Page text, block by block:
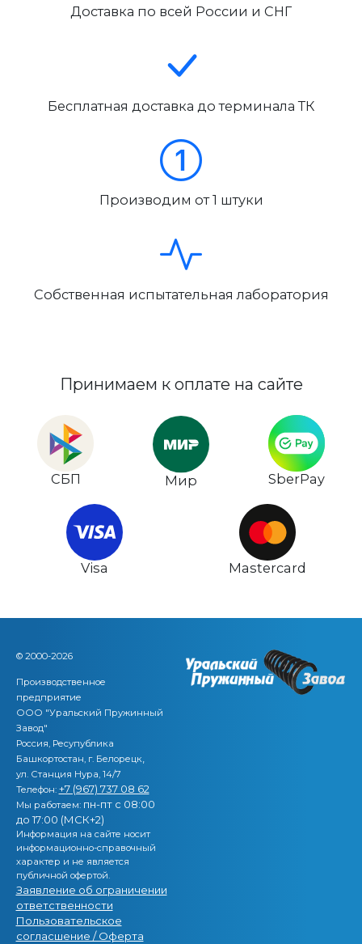
Доставка по всей России и СНГ
Бесплатная доставка до терминала ТК
Производим от 1 штуки
Собственная испытательная лаборатория
Принимаем к оплате на сайте
СБП Мир SberPay
Visa Mastercard
© 2000-2026
Производственное
предприятие
ООО "Уральский Пружинный
Завод"
Россия, Ресупублика
Башкортостан, г. Белорецк,
ул. Станция Нура, 14/7
Телефон: +7 (967) 737 08 62
Мы работаем: пн-пт с 08:00
до 17:00 (МСК+2)
Информация на сайте носит
информационно-справочный
характер и не является
публичной офертой.
Заявление об ограничении
ответственности
Пользовательское
согласшение / Оферта